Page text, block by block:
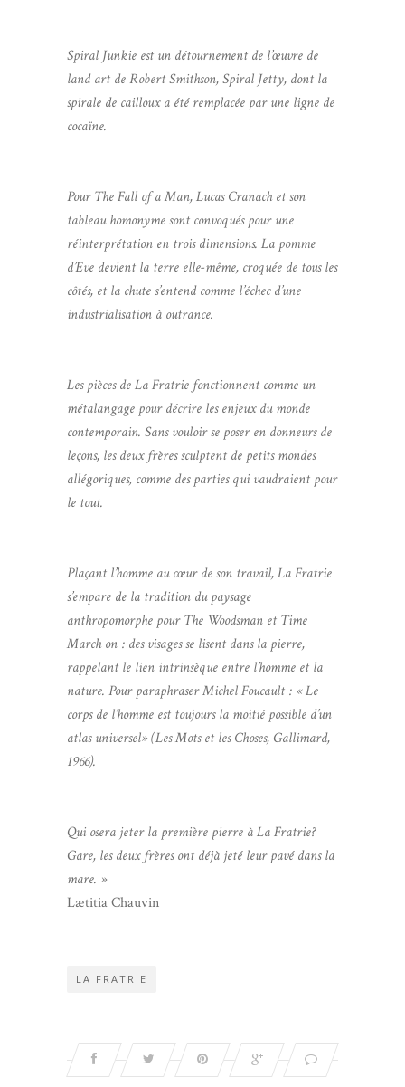
Spiral Junkie est un détournement de l’œuvre de
land art de Robert Smithson, Spiral Jetty, dont la
spirale de cailloux a été remplacée par une ligne de
cocaïne.
Pour The Fall of a Man, Lucas Cranach et son
tableau homonyme sont convoqués pour une
réinterprétation en trois dimensions. La pomme
d’Eve devient la terre elle-même, croquée de tous les
côtés, et la chute s’entend comme l’échec d’une
industrialisation à outrance.
Les pièces de La Fratrie fonctionnent comme un
métalangage pour décrire les enjeux du monde
contemporain. Sans vouloir se poser en donneurs de
leçons, les deux frères sculptent de petits mondes
allégoriques, comme des parties qui vaudraient pour
le tout.
Plaçant l’homme au cœur de son travail, La Fratrie
s’empare de la tradition du paysage
anthropomorphe pour The Woodsman et Time
March on : des visages se lisent dans la pierre,
rappelant le lien intrinsèque entre l’homme et la
nature. Pour paraphraser Michel Foucault : « Le
corps de l’homme est toujours la moitié possible d’un
atlas universel» (Les Mots et les Choses, Gallimard,
1966).
Qui osera jeter la première pierre à La Fratrie?
Gare, les deux frères ont déjà jeté leur pavé dans la
mare. »
Lætitia Chauvin
LA FRATRIE